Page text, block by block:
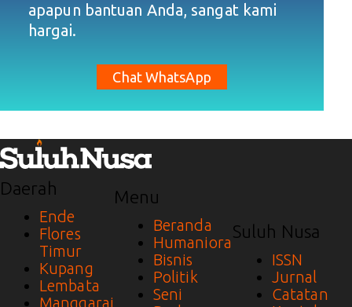
apapun bantuan Anda, sangat kami
hargai.
Chat WhatsApp
Daerah
Ende
Flores
Timur
Kupang
Lembata
Manggarai
Menu
Beranda
Humaniora
Bisnis
Politik
Seni
Suluh Nusa
ISSN
Jurnal
Catatan